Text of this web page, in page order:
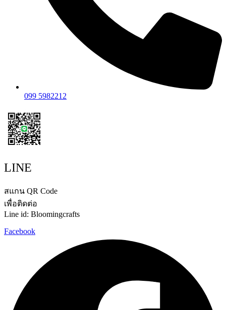
099 5982212
LINE
สแกน QR Code
เพื่อติดต่อ
Line id: Bloomingcrafts
Facebook